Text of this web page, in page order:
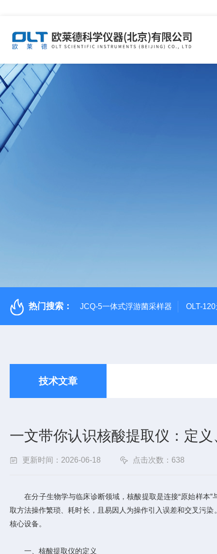
热门搜索： JCQ-5一体式浮游菌采样器 OLT-
技术文章
一文带你认识核酸提取仪：定
更新时间：2026-06-18 点击次数：638
在分子生物学与临床诊断领域，核酸提取是连接“原始样本”
取方法操作繁琐、耗时长，且易因人为操作引入误差和交叉污染
核心设备。
一、核酸提取仪的定义